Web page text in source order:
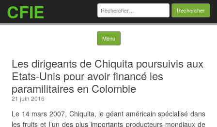
CFIE Rechercher :
Menu Skip to content
Les dirigeants de Chiquita poursuivis aux
Etats-Unis pour avoir financé les
paramilitaires en Colombie
21 juin 2016
Le 14 mars 2007, Chiquita, le géant américain spécialisé dans
les fruits et l’un des plus importants producteurs mondiaux de